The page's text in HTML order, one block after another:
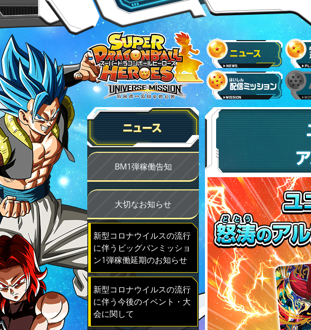
BM1弾稼働告知
大切なお知らせ
新型コロナウイルスの流行
に伴うビッグバンミッショ
ン1弾稼働延期のお知らせ
新型コロナウイルスの流行
に伴う今後のイベント・大
会に関して